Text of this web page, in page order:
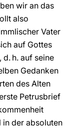
wir an das
also
Vater
auf Gottes
h. auf seine
Gedanken
des Alten
Petrusbrief
in der absoluten